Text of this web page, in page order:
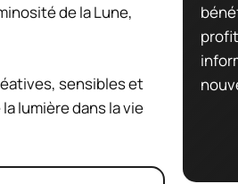
de la Lune,
sensibles et
lumière dans la vie